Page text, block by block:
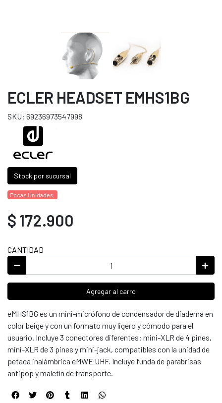
ECLER HEADSET EMHS1BG
SKU: 69236973547998
Stock por sucursal
Pocas Unidades.
$ 172.900
CANTIDAD
Agregar al carro
eMHS1BG es un mini-micrófono de condensador de diadema en
color beige y con un formato muy ligero y cómodo para el
usuario. Incluye 3 conectores diferentes: mini-XLR de 4 pines,
mini-XLR de 3 pines y mini-jack, compatibles con la unidad de
petaca inalámbrica eMWE UHF. Incluye funda de parabrisas
antipop y maletín de transporte.